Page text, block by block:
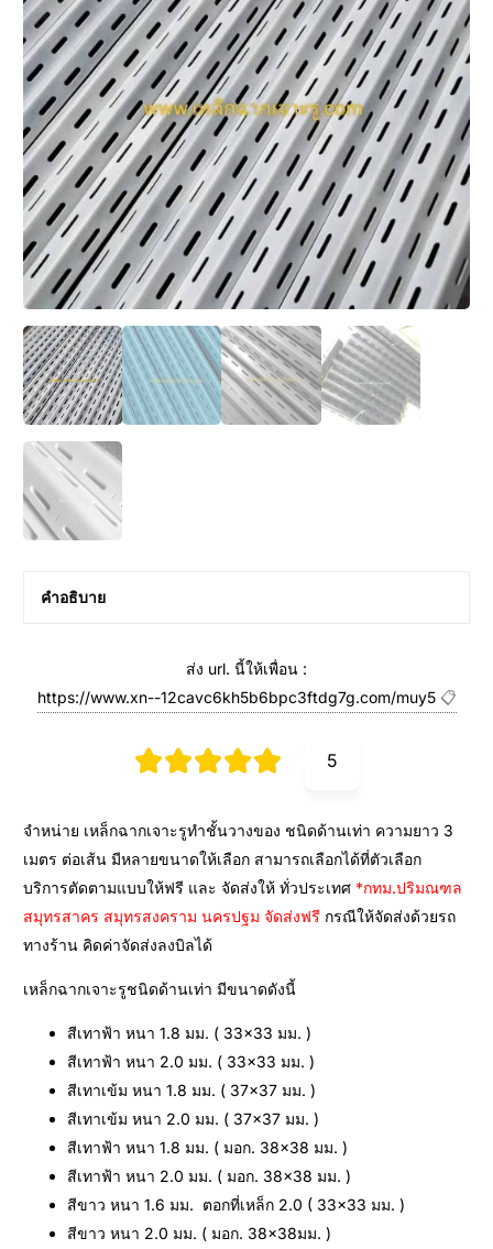
คำอธิบาย
ส่ง url. นี้ให้เพื่อน :
https://www.xn--12cavc6kh5b6bpc3ftdg7g.com/muy5 📋
5
จำหน่าย เหล็กฉากเจาะรูทำชั้นวางของ ชนิดด้านเท่า ความยาว 3
เมตร ต่อเส้น มีหลายขนาดให้เลือก สามารถเลือกได้ที่ตัวเลือก
บริการตัดตามแบบให้ฟรี และ จัดส่งให้ ทั่วประเทศ *กทม.ปริมณฑล
สมุทรสาคร สมุทรสงคราม นครปฐม จัดส่งฟรี กรณีให้จัดส่งด้วยรถ
ทางร้าน คิดค่าจัดส่งลงบิลได้
เหล็กฉากเจาะรูชนิดด้านเท่า มีขนาดดังนี้
สีเทาฟ้า หนา 1.8 มม. ( 33×33 มม. )
สีเทาฟ้า หนา 2.0 มม. ( 33×33 มม. )
สีเทาเข้ม หนา 1.8 มม. ( 37×37 มม. )
สีเทาเข้ม หนา 2.0 มม. ( 37×37 มม. )
สีเทาฟ้า หนา 1.8 มม. ( มอก. 38×38 มม. )
สีเทาฟ้า หนา 2.0 มม. ( มอก. 38×38 มม. )
สีขาว หนา 1.6 มม. ตอกที่เหล็ก 2.0 ( 33×33 มม. )
สีขาว หนา 2.0 มม. ( มอก. 38×38มม. )